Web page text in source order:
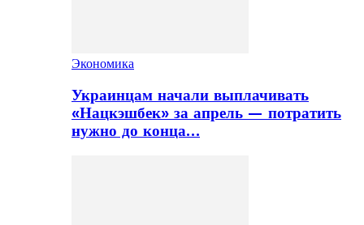
Экономика
Украинцам начали выплачивать
«Нацкэшбек» за апрель — потратить
нужно до конца…